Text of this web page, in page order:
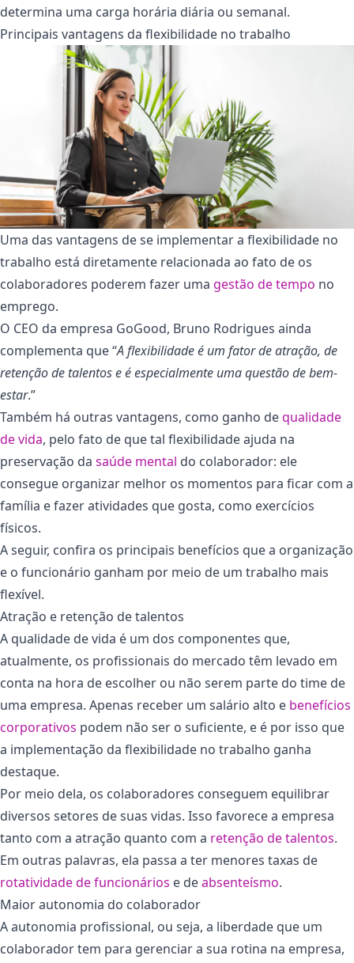
determina uma carga horária diária ou semanal.
Principais vantagens da flexibilidade no trabalho
Uma das vantagens de se implementar a flexibilidade no
trabalho está diretamente relacionada ao fato de os
colaboradores poderem fazer uma gestão de tempo no
emprego.
O CEO da empresa GoGood, Bruno Rodrigues ainda
complementa que “A flexibilidade é um fator de atração, de
retenção de talentos e é especialmente uma questão de bem-
estar.”
Também há outras vantagens, como ganho dequalidade
de vida, pelo fato de que tal flexibilidade ajuda na
preservação da saúde mental do colaborador: ele
consegue organizar melhor os momentos para ficar com a
família e fazer atividades que gosta, como exercícios
físicos.
A seguir, confira os principais benefícios que a organização
e o funcionário ganham por meio de um trabalho mais
flexível.
Atração e retenção de talentos
A qualidade de vida é um dos componentes que,
atualmente, os profissionais do mercado têm levado em
conta na hora de escolher ou não serem parte do time de
uma empresa. Apenas receber um salário alto e benefícios
corporativos podem não ser o suficiente, e é por isso que
a implementação da flexibilidade no trabalho ganha
destaque.
Por meio dela, os colaboradores conseguem equilibrar
diversos setores de suas vidas. Isso favorece a empresa
tanto com a atração quanto com a retenção de talentos.
Em outras palavras, ela passa a ter menores taxas de
rotatividade de funcionários e deabsenteísmo.
Maior autonomia do colaborador
A autonomia profissional, ou seja, a liberdade que um
colaborador tem para gerenciar a sua rotina na empresa,